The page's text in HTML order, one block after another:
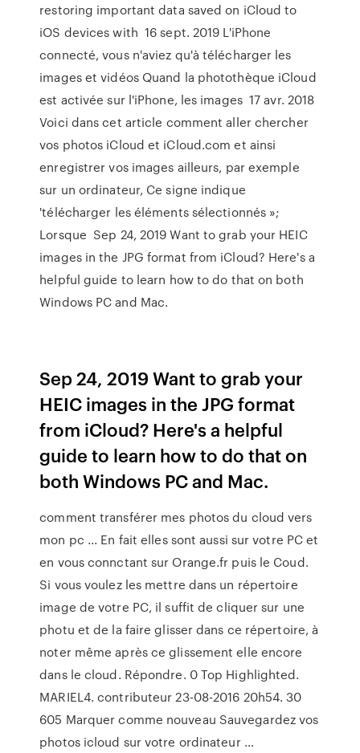
restoring important data saved on iCloud to
iOS devices with 16 sept. 2019 L'iPhone
connecté, vous n'aviez qu'à télécharger les
images et vidéos Quand la photothèque iCloud
est activée sur l'iPhone, les images 17 avr. 2018
Voici dans cet article comment aller chercher
vos photos iCloud et iCloud.com et ainsi
enregistrer vos images ailleurs, par exemple
sur un ordinateur, Ce signe indique
'télécharger les éléments sélectionnés »;
Lorsque Sep 24, 2019 Want to grab your HEIC
images in the JPG format from iCloud? Here's a
helpful guide to learn how to do that on both
Windows PC and Mac.
Sep 24, 2019 Want to grab your
HEIC images in the JPG format
from iCloud? Here's a helpful
guide to learn how to do that on
both Windows PC and Mac.
comment transférer mes photos du cloud vers
mon pc ... En fait elles sont aussi sur votre PC et
en vous connctant sur Orange.fr puis le Coud.
Si vous voulez les mettre dans un répertoire
image de votre PC, il suffit de cliquer sur une
photu et de la faire glisser dans ce répertoire, à
noter même après ce glissement elle encore
dans le cloud. Répondre. 0 Top Highlighted.
MARIEL4. contributeur ‎23-08-2016 20h54. 30
605 Marquer comme nouveau Sauvegardez vos
photos icloud sur votre ordinateur …